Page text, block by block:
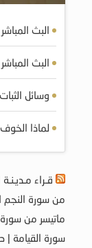
البث
البث
وسائل
لماذا
قـراء
من سورة النجم
ماتيسر من سورة
سورة القيامة |